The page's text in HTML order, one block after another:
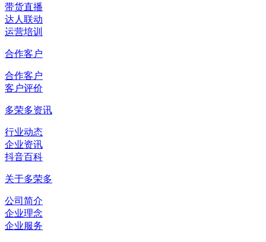
带货直播
达人联动
运营培训
合作客户
合作客户
客户评价
多荣多资讯
行业动态
企业资讯
抖音百科
关于多荣多
公司简介
企业理念
企业服务